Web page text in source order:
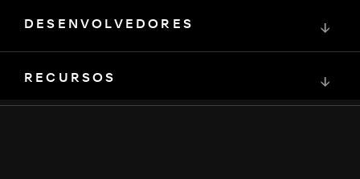
DESENVOLVEDORES ↓
RECURSOS ↓